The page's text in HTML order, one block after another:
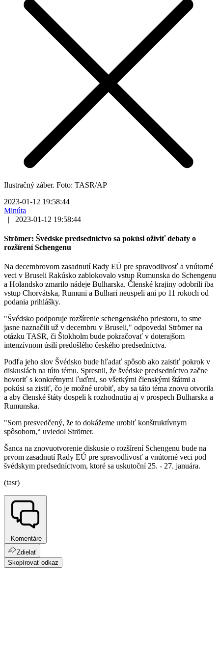
Ilustračný záber. Foto: TASR/AP
2023-01-12 19:58:44
Minúta
|
2023-01-12 19:58:44
Strömer: Švédske predsedníctvo sa pokúsi oživiť debaty o
rozšírení Schengenu
Na decembrovom zasadnutí Rady EÚ pre spravodlivosť a vnútorné
veci v Bruseli Rakúsko zablokovalo vstup Rumunska do Schengenu
a Holandsko zmarilo nádeje Bulharska. Členské krajiny odobrili iba
vstup Chorvátska, Rumuni a Bulhari neuspeli ani po 11 rokoch od
podania prihlášky.
"Švédsko podporuje rozšírenie schengenského priestoru, to sme
jasne naznačili už v decembru v Bruseli," odpovedal Strömer na
otázku TASR, či Štokholm bude pokračovať v doterajšom
intenzívnom úsilí predošlého českého predsedníctva.
Podľa jeho slov Švédsko bude hľadať spôsob ako zaistiť pokrok v
diskusiách na túto tému. Spresnil, že švédske predsedníctvo začne
hovoriť s konkrétnymi ľuďmi, so všetkými členskými štátmi a
pokúsi sa zistiť, čo je možné urobiť, aby sa táto téma znovu otvorila
a aby členské štáty dospeli k rozhodnutiu aj v prospech Bulharska a
Rumunska.
"Som presvedčený, že to dokážeme urobiť konštruktívnym
spôsobom,“ uviedol Strömer.
Šanca na znovuotvorenie diskusie o rozšírení Schengenu bude na
prvom zasadnutí Rady EÚ pre spravodlivosť a vnútorné veci pod
švédskym predsedníctvom, ktoré sa uskutoční 25. - 27. januára.
(tasr)
Komentáre
Zdielať
Skopírovať odkaz